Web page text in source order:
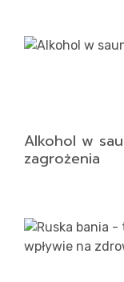
Alkohol w
zagrożenia